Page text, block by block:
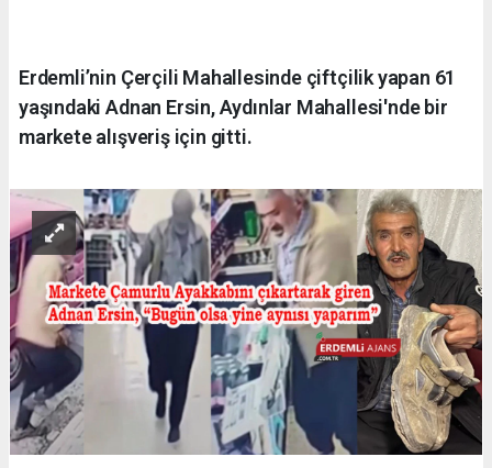
Erdemli’nin Çerçili Mahallesinde çiftçilik yapan 61
yaşındaki Adnan Ersin, Aydınlar Mahallesi'nde bir
markete alışveriş için gitti.